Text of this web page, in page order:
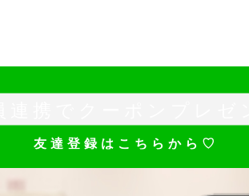
友達登録はこちらから♡